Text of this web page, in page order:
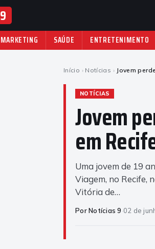
9
MARKETING SAÚDE ENTRETENIMENTO
Início › Notícias › Jovem
NOTÍCIAS
Jovem
em
Uma jovem de 19
Viagem, no Recife,
Vitória de…
Por Notícias 9·02 de